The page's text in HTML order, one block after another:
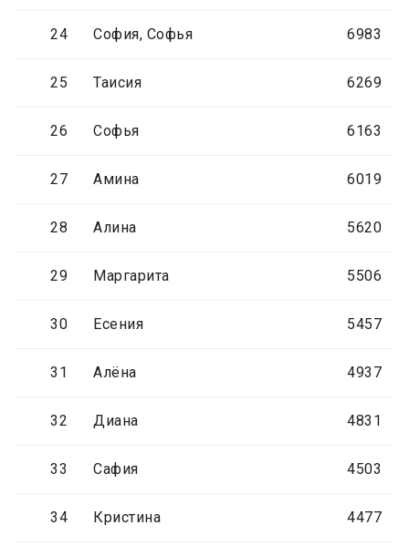
24 София, Софья 6983
25 Таисия 6269
26 Софья 6163
27 Амина 6019
28 Алина 5620
29 Маргарита 5506
30 Есения 5457
31 Алёна 4937
32 Диана 4831
33 Сафия 4503
34 Кристина 4477